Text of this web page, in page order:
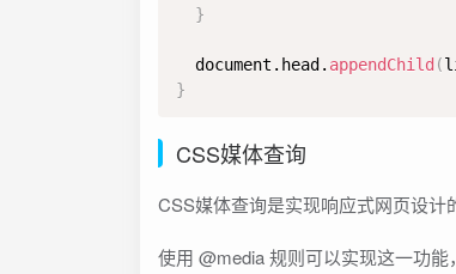
}
  document.head.
appendChild (
}
CSS媒体查询
CSS媒体查询是实现响应式网页设计
使用 @media 规则可以实现这一功